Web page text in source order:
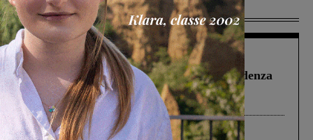
Più lette
Figline Incisa Valdarno 1 Agosto 2026
Piscina di Figline finanziata oltre la scadenza
Pnrr, il gruppo di Fratelli d’Italia: “Un
ringraziamento al Governo”
Cronaca 4 Agosto 2026